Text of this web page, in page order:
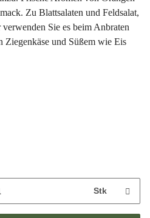
Zu Blattsalaten und Feldsalat,
Sie es beim Anbraten
und Süßem wie Eis
Stk